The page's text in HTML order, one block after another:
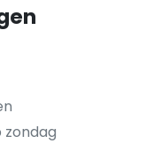
zondag